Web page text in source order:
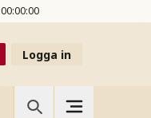
00:00:00
Logga in